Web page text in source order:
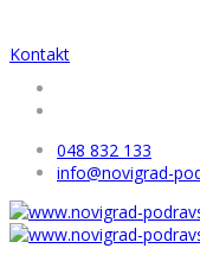
Kontakt
048 832 133
info@novigrad-